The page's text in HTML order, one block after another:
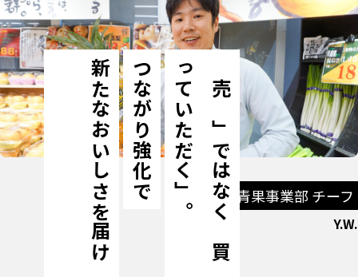
青果事業部 チーフ
Y.W.
「
売
る
」
で
は
な
く
「
買
っ
て
い
た
だ
く
」
。
つながり強化で
新
た
な
お
い
し
さ
を
届
け